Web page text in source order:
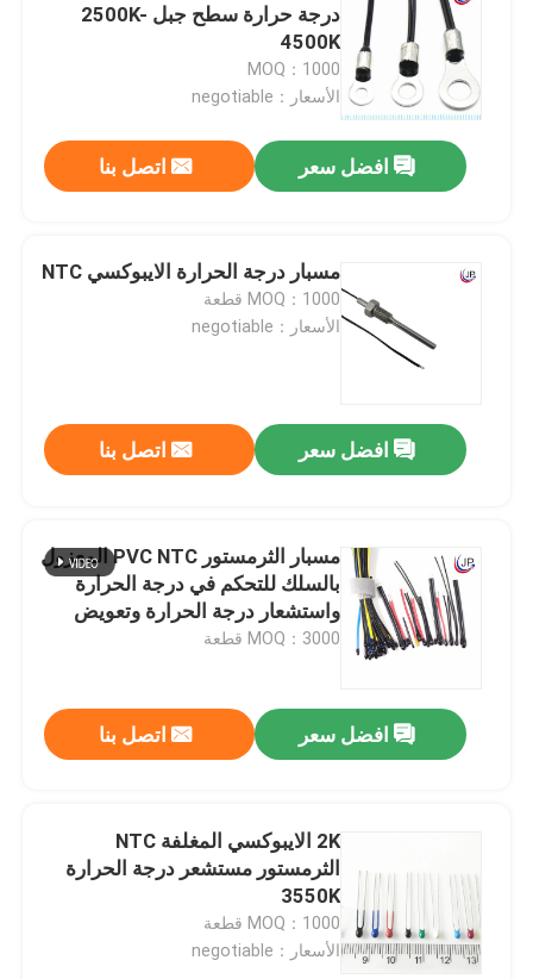
درجة حرارة سطح جبل 2500K-
4500K
MOQ：1000
الأسعار：negotiable
افضل سعر اتصل بنا
مسبار درجة الحرارة الايبوكسي NTC
MOQ：1000 قطعة
الأسعار：negotiable
افضل سعر اتصل بنا
مسبار الثرمستور PVC NTC المعزول
بالسلك للتحكم في درجة الحرارة
واستشعار درجة الحرارة وتعويض
درجة الحرارة
MOQ：3000 قطعة
افضل سعر اتصل بنا
2K الايبوكسي المغلفة NTC
الثرمستور مستشعر درجة الحرارة
3550K
MOQ：1000 قطعة
الأسعار：negotiable